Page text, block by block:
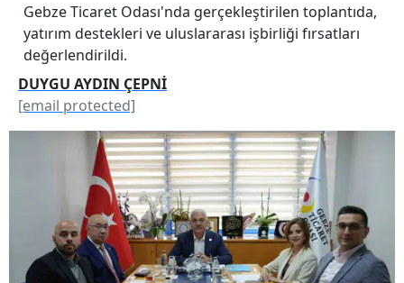
Gebze Ticaret Odası'nda gerçekleştirilen toplantıda,
yatırım destekleri ve uluslararası işbirliği fırsatları
değerlendirildi.
DUYGU AYDIN ÇEPNİ
[email protected]